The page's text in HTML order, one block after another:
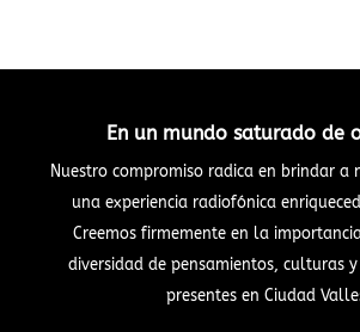
En un mundo saturado de
Nuestro compromiso radica en brindar a
una experiencia radiofónica
Creemos firmemente en la
diversidad de pensamientos, culturas
presentes en Ciudad